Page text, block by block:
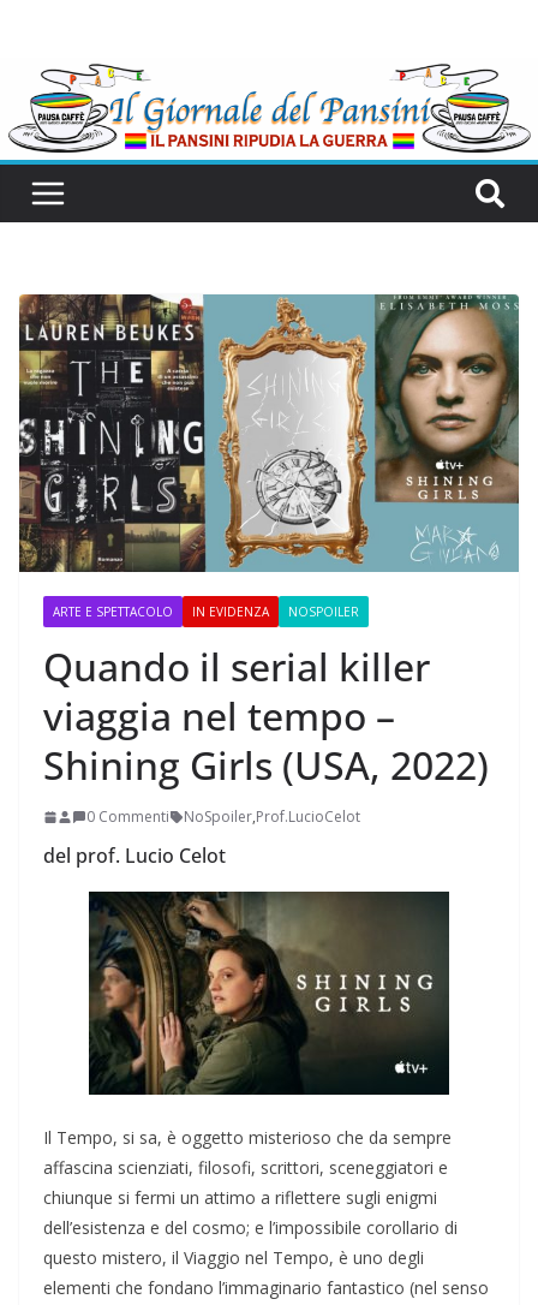
ARTE E SPETTACOLO IN EVIDENZA NOSPOILER
Quando il serial killer
viaggia nel tempo –
Shining Girls (USA, 2022)
0 Commenti NoSpoiler,Prof.LucioCelot
del prof. Lucio Celot
Il Tempo, si sa, è oggetto misterioso che da sempre
affascina scienziati, filosofi, scrittori, sceneggiatori e
chiunque si fermi un attimo a riflettere sugli enigmi
dell’esistenza e del cosmo; e l’impossibile corollario di
questo mistero, il Viaggio nel Tempo, è uno degli
elementi che fondano l’immaginario fantastico (nel senso